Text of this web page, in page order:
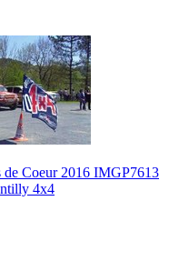
de Coeur 2016 IMGP7613
4x4